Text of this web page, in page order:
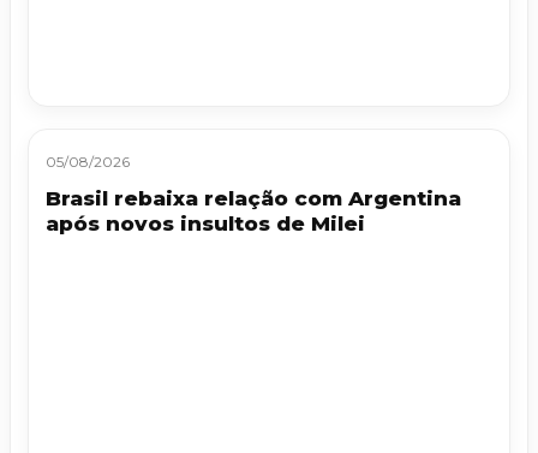
05/08/2026
Brasil rebaixa relação com Argentina
após novos insultos de Milei